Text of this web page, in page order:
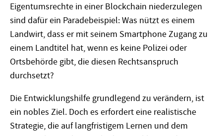
Eigentumsrechte in einer Blockchain niederzulegen
sind dafür ein Paradebeispiel: Was nützt es einem
Landwirt, dass er mit seinem Smartphone Zugang zu
einem Landtitel hat, wenn es keine Polizei oder
Ortsbehörde gibt, die diesen Rechtsanspruch
durchsetzt?
Die Entwicklungshilfe grundlegend zu verändern, ist
ein nobles Ziel. Doch es erfordert eine realistische
Strategie, die auf langfristigem Lernen und dem